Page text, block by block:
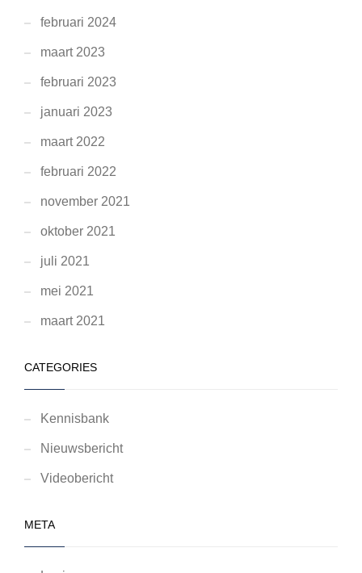
februari 2024
maart 2023
februari 2023
januari 2023
maart 2022
februari 2022
november 2021
oktober 2021
juli 2021
mei 2021
maart 2021
CATEGORIES
Kennisbank
Nieuwsbericht
Videobericht
META